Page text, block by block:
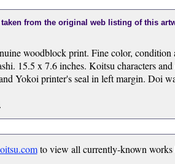
from the original web listing of this
woodblock print. Fine color, condition
15.5 x 7.6 inches. Koitsu characters
Yokoi printer's seal in left margin. Doi
to view all currently-known works